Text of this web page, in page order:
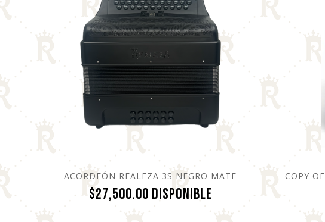
ACORDEÓN REALEZA 3S NEGRO MATE
$27,500.00 DisponiblePrecio